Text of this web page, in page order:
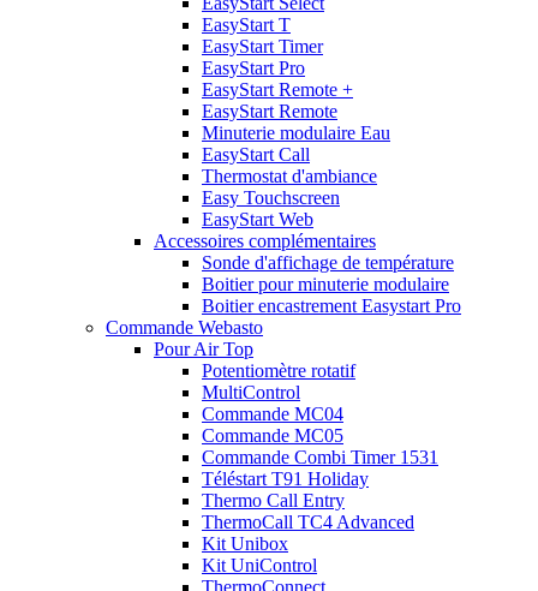
EasyStart T
EasyStart Timer
EasyStart Pro
EasyStart Remote +
EasyStart Remote
Minuterie modulaire Eau
EasyStart Call
Thermostat d'ambiance
Easy Touchscreen
EasyStart Web
Accessoires complémentaires
Sonde d'affichage de température
Boitier pour minuterie modulaire
Boitier encastrement Easystart Pro
Commande Webasto
Pour Air Top
Potentiomètre rotatif
MultiControl
Commande MC04
Commande MC05
Commande Combi Timer 1531
Téléstart T91 Holiday
Thermo Call Entry
ThermoCall TC4 Advanced
Kit Unibox
Kit UniControl
ThermoConnect